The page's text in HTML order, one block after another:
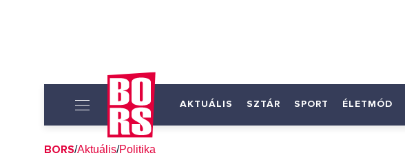
AKTUÁLIS SZTÁR SPORT ÉLETMÓD
BORS/Aktuális/Politika